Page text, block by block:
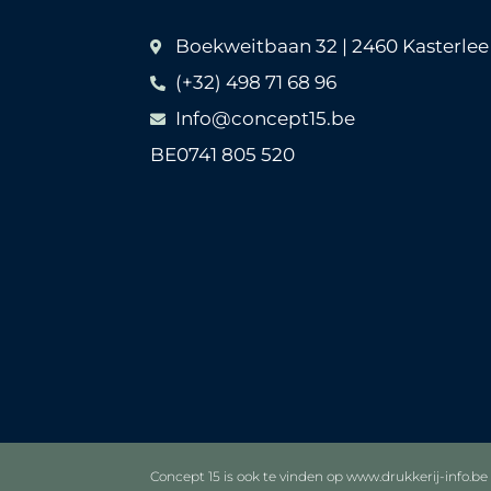
Boekweitbaan 32 | 2460 Kasterlee
(+32) 498 71 68 96
Info@concept15.be
BE0741 805 520
Concept 15 is ook te vinden op www.drukkerij-info.be